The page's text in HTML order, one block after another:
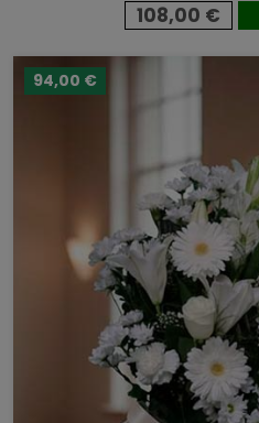
108,00 €
94,00 €